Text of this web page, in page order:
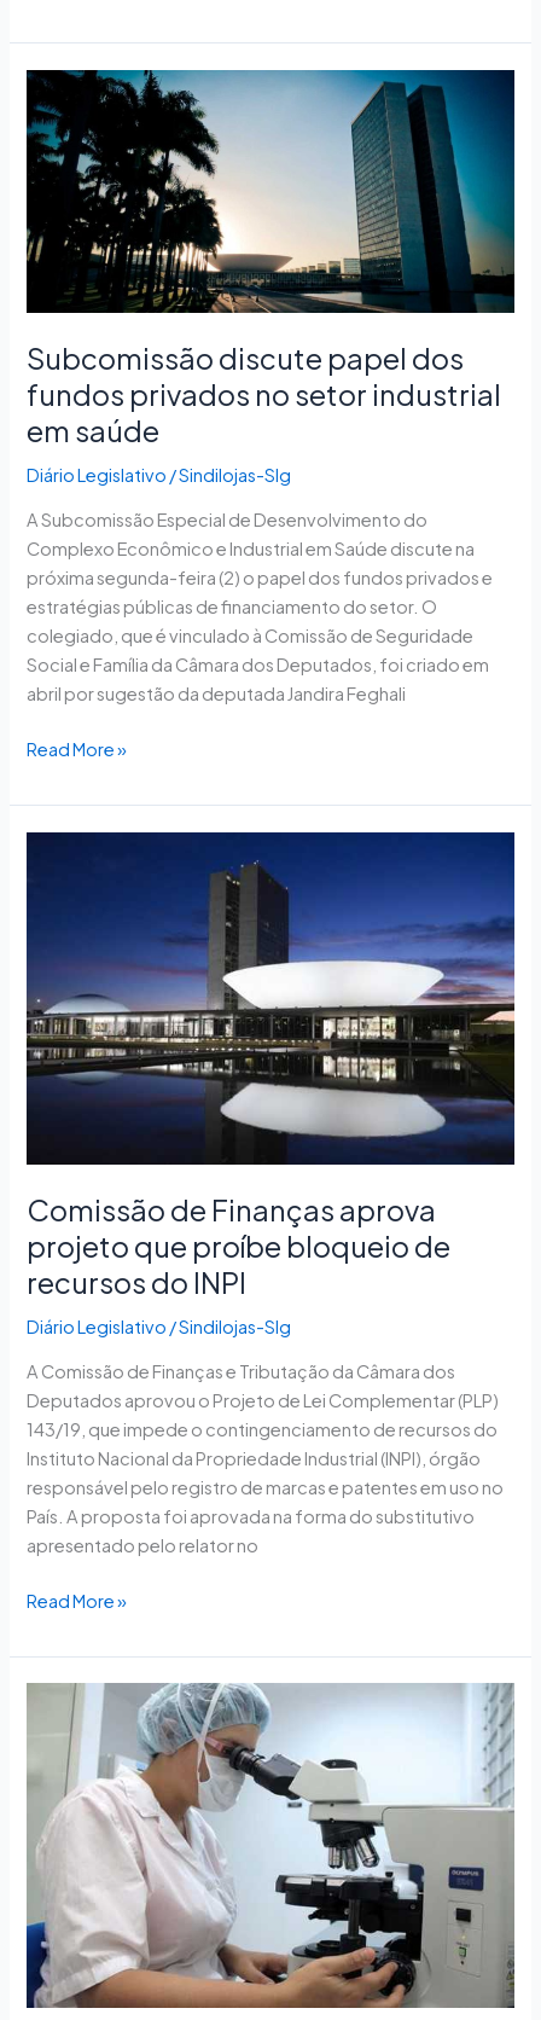
Subcomissão discute papel dos
fundos privados no setor industrial
em saúde
Diário Legislativo /Sindilojas-Slg
A Subcomissão Especial de Desenvolvimento do
Complexo Econômico e Industrial em Saúde discute na
próxima segunda-feira (2) o papel dos fundos privados e
estratégias públicas de financiamento do setor. O
colegiado, que é vinculado à Comissão de Seguridade
Social e Família da Câmara dos Deputados, foi criado em
abril por sugestão da deputada Jandira Feghali
Subcomissão
discute
papel
dos
fundos
privados
no
setor
industrial
em
saúde
Read More »
Comissão de Finanças aprova
projeto que proíbe bloqueio de
recursos do INPI
Diário Legislativo /Sindilojas-Slg
A Comissão de Finanças e Tributação da Câmara dos
Deputados aprovou o Projeto de Lei Complementar (PLP)
143/19, que impede o contingenciamento de recursos do
Instituto Nacional da Propriedade Industrial (INPI), órgão
responsável pelo registro de marcas e patentes em uso no
País. A proposta foi aprovada na forma do substitutivo
apresentado pelo relator no
projeto
proíbe
bloqueio
de
INPI
Read More »
Subcomissão
discute
controle
setor
industrial
em